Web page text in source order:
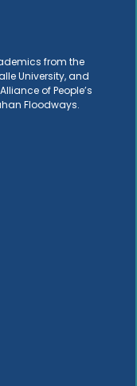
from the
University, and
of People’s
Floodways.